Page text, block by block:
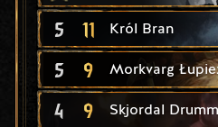
5 11 Król Bran
5 9 Morkvarg
4 9 Skjordal